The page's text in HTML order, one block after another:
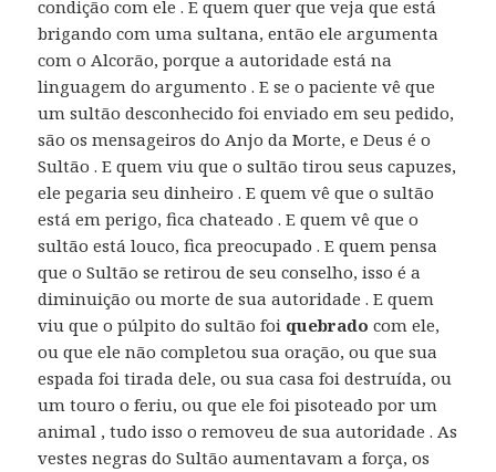
condição com ele . E quem quer que veja que está
brigando com uma sultana, então ele argumenta
com o Alcorão, porque a autoridade está na
linguagem do argumento . E se o paciente vê que
um sultão desconhecido foi enviado em seu pedido,
são os mensageiros do Anjo da Morte, e Deus é o
Sultão . E quem viu que o sultão tirou seus capuzes,
ele pegaria seu dinheiro . E quem vê que o sultão
está em perigo, fica chateado . E quem vê que o
sultão está louco, fica preocupado . E quem pensa
que o Sultão se retirou de seu conselho, isso é a
diminuição ou morte de sua autoridade . E quem
viu que o púlpito do sultão foi quebrado com ele,
ou que ele não completou sua oração, ou que sua
espada foi tirada dele, ou sua casa foi destruída, ou
um touro o feriu, ou que ele foi pisoteado por um
animal , tudo isso o removeu de sua autoridade . As
vestes negras do Sultão aumentavam a força, os